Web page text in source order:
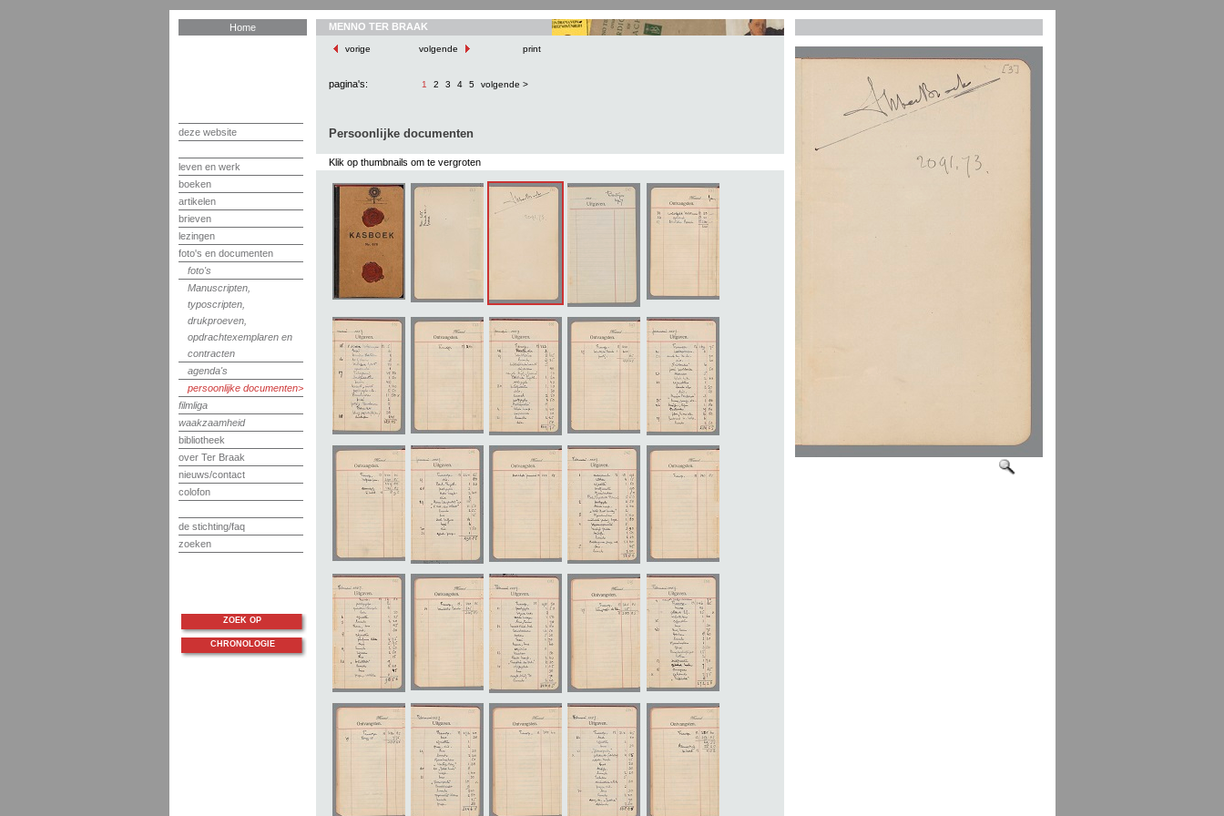
Home
deze website
leven en werk
boeken
artikelen
brieven
lezingen
foto's en documenten
foto's
Manuscripten,
typoscripten,
drukproeven,
opdrachtexemplaren en
contracten
agenda's
persoonlijke documenten
filmliga
waakzaamheid
bibliotheek
over Ter Braak
nieuws/contact
colofon
de stichting/faq
zoeken
MENNO TER BRAAK
vorige volgende print
pagina's: 1 2 3 4 5 volgende >
Persoonlijke documenten
Klik op thumbnails om te vergroten
ZOEK OP
CHRONOLOGIE